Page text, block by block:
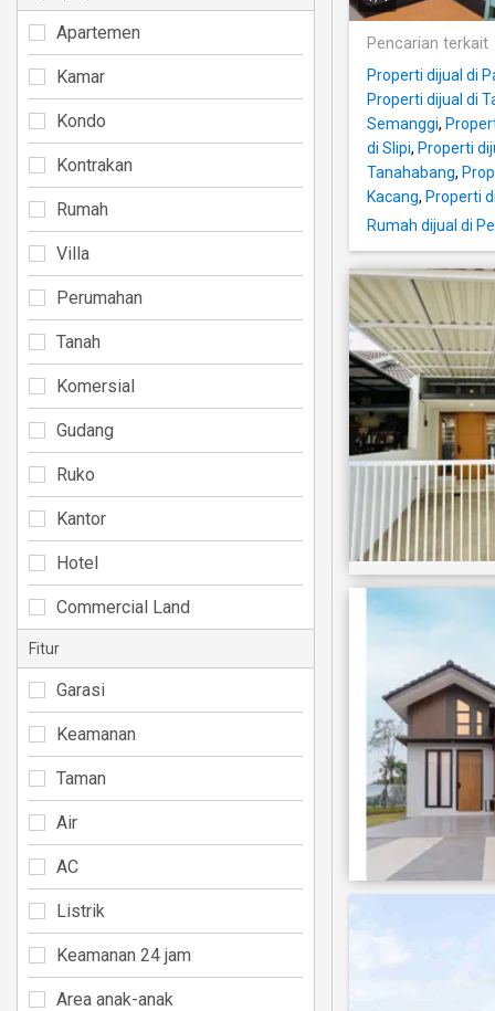
Pencarian terkait
Properti dijual di
Properti dijual di
Semanggi,
di Slipi, Properti
Tanahabang,
Kacang, Properti
Rumah dijual di
Apartemen
Kamar
Kondo
Kontrakan
Rumah
Villa
Perumahan
Tanah
Komersial
Gudang
Ruko
Kantor
Hotel
Commercial Land
Fitur
Garasi
Keamanan
Taman
Air
AC
Listrik
Keamanan 24 jam
Area anak-anak